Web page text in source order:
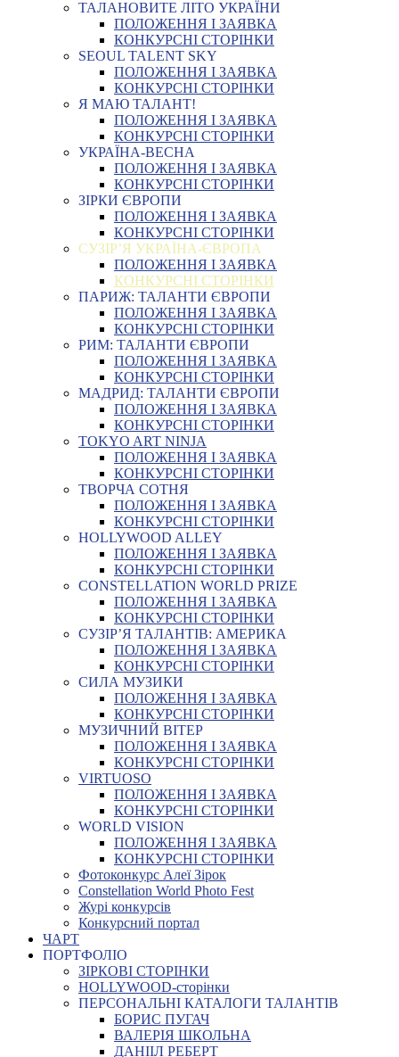
ТАЛАНОВИТЕ ЛІТО УКРАЇНИ
ПОЛОЖЕННЯ І ЗАЯВКА
КОНКУРСНІ СТОРІНКИ
SEOUL TALENT SKY
ПОЛОЖЕННЯ І ЗАЯВКА
КОНКУРСНІ СТОРІНКИ
Я МАЮ ТАЛАНТ!
ПОЛОЖЕННЯ І ЗАЯВКА
КОНКУРСНІ СТОРІНКИ
УКРАЇНА-ВЕСНА
ПОЛОЖЕННЯ І ЗАЯВКА
КОНКУРСНІ СТОРІНКИ
ЗІРКИ ЄВРОПИ
ПОЛОЖЕННЯ І ЗАЯВКА
КОНКУРСНІ СТОРІНКИ
СУЗІР’Я УКРАЇНА-ЄВРОПА
ПОЛОЖЕННЯ І ЗАЯВКА
КОНКУРСНІ СТОРІНКИ
ПАРИЖ: ТАЛАНТИ ЄВРОПИ
ПОЛОЖЕННЯ І ЗАЯВКА
КОНКУРСНІ СТОРІНКИ
РИМ: ТАЛАНТИ ЄВРОПИ
ПОЛОЖЕННЯ І ЗАЯВКА
КОНКУРСНІ СТОРІНКИ
МАДРИД: ТАЛАНТИ ЄВРОПИ
ПОЛОЖЕННЯ І ЗАЯВКА
КОНКУРСНІ СТОРІНКИ
TOKYO ART NINJA
ПОЛОЖЕННЯ І ЗАЯВКА
КОНКУРСНІ СТОРІНКИ
ТВОРЧА СОТНЯ
ПОЛОЖЕННЯ І ЗАЯВКА
КОНКУРСНІ СТОРІНКИ
HOLLYWOOD ALLEY
ПОЛОЖЕННЯ І ЗАЯВКА
КОНКУРСНІ СТОРІНКИ
CONSTELLATION WORLD PRIZE
ПОЛОЖЕННЯ І ЗАЯВКА
КОНКУРСНІ СТОРІНКИ
СУЗІР’Я ТАЛАНТІВ: АМЕРИКА
ПОЛОЖЕННЯ І ЗАЯВКА
КОНКУРСНІ СТОРІНКИ
СИЛА МУЗИКИ
ПОЛОЖЕННЯ І ЗАЯВКА
КОНКУРСНІ СТОРІНКИ
МУЗИЧНИЙ ВІТЕР
ПОЛОЖЕННЯ І ЗАЯВКА
КОНКУРСНІ СТОРІНКИ
VIRTUOSO
ПОЛОЖЕННЯ І ЗАЯВКА
КОНКУРСНІ СТОРІНКИ
WORLD VISION
ПОЛОЖЕННЯ І ЗАЯВКА
КОНКУРСНІ СТОРІНКИ
Фотоконкурс Алеї Зірок
Constellation World Photo Fest
Журі конкурсів
Конкурсний портал
ЧАРТ
ПОРТФОЛІО
ЗІРКОВІ СТОРІНКИ
HOLLYWOOD-сторінки
ПЕРСОНАЛЬНІ КАТАЛОГИ ТАЛАНТІВ
БОРИС ПУГАЧ
ВАЛЕРІЯ ШКОЛЬНА
ДАНІІЛ РЕБЕРТ